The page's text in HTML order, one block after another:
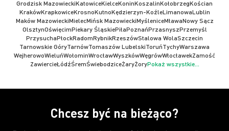
Grodzisk MazowieckiKatowiceKielceKoninKoszalinKołobrzegKościan
KrakówKrapkowiceKrosnoKutnoKędzierzyn-KoźleLimanowaLublin
Maków MazowieckiMielecMińsk MazowieckiMyśleniceMławaNowy Sącz
OlsztynOświęcimPiekary ŚląskiePiłaPoznańPrzasnyszPrzemyśl
PrzysuchaPłockRadomRybnikRzeszówStalowa WolaSzczecin
Tarnowskie GóryTarnówTomaszów LubelskiToruńTychyWarszawa
WejherowoWieluńWołominWrocławWyszkówWęgrówWłocławekZamość
ZawiercieŁódźŚremŚwiebodziceŻaryŻoryPokaż wszystkie...
Chcesz być na bieżąco?